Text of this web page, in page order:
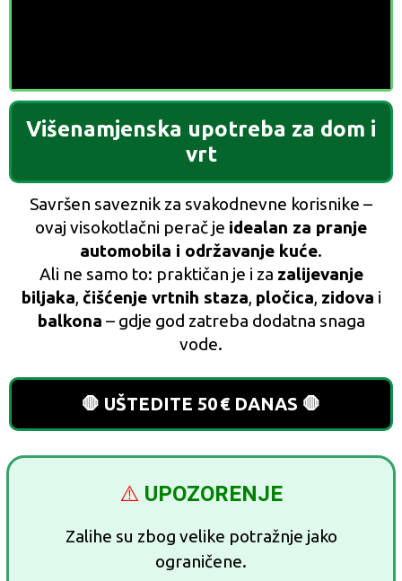
Višenamjenska upotreba za dom i
vrt
Savršen saveznik za svakodnevne korisnike –
ovaj visokotlačni perač je idealan za pranje
automobila i održavanje kuće.
Ali ne samo to: praktičan je i za zalijevanje
biljaka, čišćenje vrtnih staza, pločica, zidova i
balkona – gdje god zatreba dodatna snaga
vode.
🛑 UŠTEDITE 50 € DANAS 🛑
⚠️ UPOZORENJE
Zalihe su zbog velike potražnje jako
ograničene.